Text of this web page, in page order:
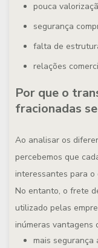
pouca
segurança
falta de
relações
Por que o
fracionadas
Ao analisar os
percebemos que
interessantes para o
No entanto, o frete
utilizado pelas
inúmeras vantagens
mais segurança